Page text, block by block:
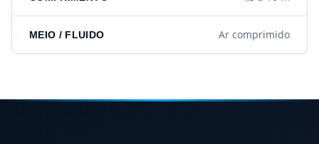
MEIO / FLUIDO Ar comprimido